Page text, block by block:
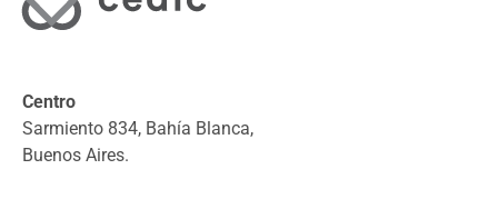
Centro
Sarmiento 834, Bahía Blanca,
Buenos Aires.